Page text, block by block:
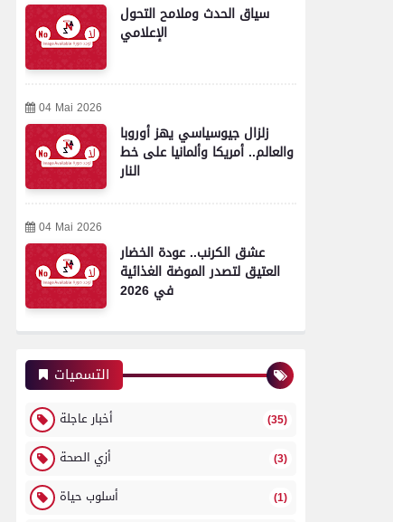
سياق الحدث وملامح التحول
الإعلامي
04 Mai 2026
زلزال جيوسياسي يهز أوروبا
والعالم.. أمريكا وألمانيا على خط
النار
04 Mai 2026
عشق الكرنب.. عودة الخضار
العتيق لتصدر الموضة الغذائية
في 2026
التسميات
أخبار عاجلة (35)
أزي الصحة (3)
أسلوب حياة (1)